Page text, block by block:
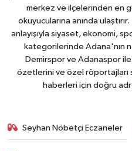
merkez ve ilçelerinden en
okuyucularına anında
anlayışıyla siyaset, ekonomi,
kategorilerinde Adana'nın
Demirspor ve Adanaspor
özetlerini ve özel röportajları
haberleri için doğru
Seyhan Nöbetçi Eczaneler